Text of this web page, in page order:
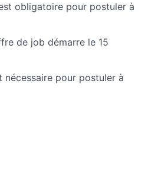
obligatoire pour postuler à
de job démarre le 15
nécessaire pour postuler à